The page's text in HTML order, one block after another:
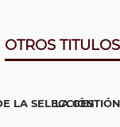
OTROS
LA SELECCIÓN
LA